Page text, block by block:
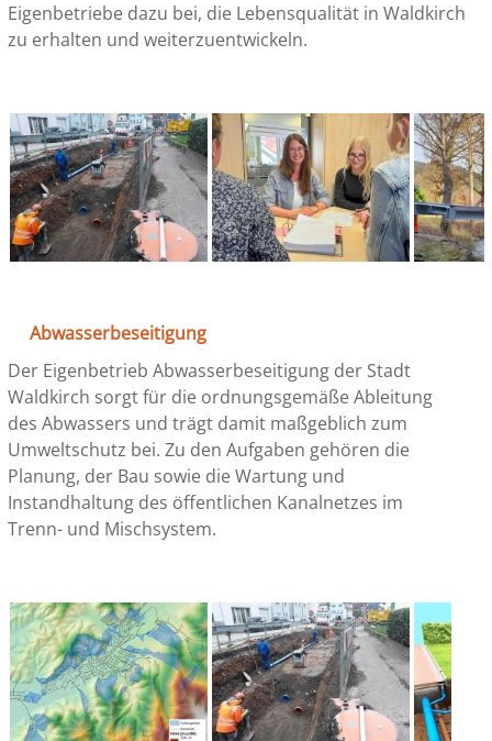
Eigenbetriebe dazu bei, die Lebensqualität in Waldkirch
zu erhalten und weiterzuentwickeln.
Abwasserbeseitigung
Der Eigenbetrieb Abwasserbeseitigung der Stadt
Waldkirch sorgt für die ordnungsgemäße Ableitung
des Abwassers und trägt damit maßgeblich zum
Umweltschutz bei. Zu den Aufgaben gehören die
Planung, der Bau sowie die Wartung und
Instandhaltung des öffentlichen Kanalnetzes im
Trenn- und Mischsystem.